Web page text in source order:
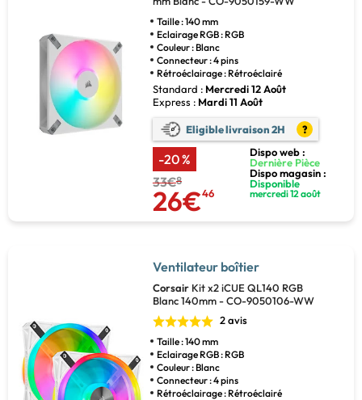
Taille : 140 mm
Eclairage RGB : RGB
Couleur : Blanc
Connecteur : 4 pins
Rétroéclairage : Rétroéclairé
Standard : Mercredi 12 Août
Express : Mardi 11 Août
Eligible livraison 2H ?
-20 %
33€8
26€46
Dispo web :
Dernière Pièce
Dispo magasin :
Disponible
mercredi 12 août
Ventilateur boîtier
Corsair Kit x2 iCUE QL140 RGB
Blanc 140mm - CO-9050106-WW
2 avis
Taille : 140 mm
Eclairage RGB : RGB
Couleur : Blanc
Connecteur : 4 pins
Rétroéclairage : Rétroéclairé